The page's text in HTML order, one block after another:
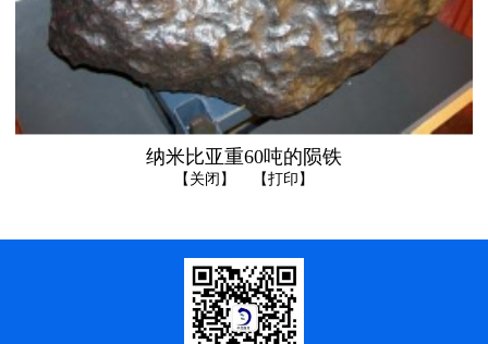
纳米比亚重60吨的陨铁
【关闭】 【打印】